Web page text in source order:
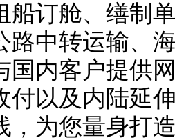
船订舱、缮制
路中转运输、
国内客户提供
付以及内陆延
，为您量身打